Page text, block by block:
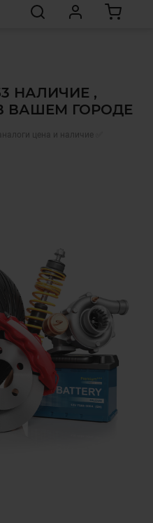
НАЛИЧИЕ ,
ВАШЕМ ГОРОДЕ
цена и наличие ✅